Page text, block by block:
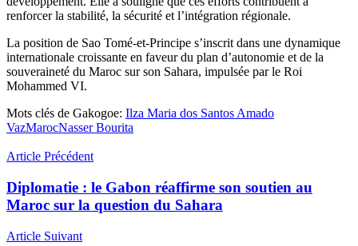
renforcer la stabilité, la sécurité et l’intégration régionale.
La position de Sao Tomé-et-Principe s’inscrit dans une dynamique
internationale croissante en faveur du plan d’autonomie et de la
souveraineté du Maroc sur son Sahara, impulsée par le Roi
Mohammed VI.
Mots clés de Gakogoe: Ilza Maria dos Santos Amado
VazMarocNasser Bourita
Article Précédent
Diplomatie : le Gabon réaffirme son soutien au
Maroc sur la question du Sahara
Article Suivant